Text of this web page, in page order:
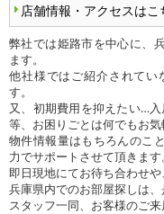
店舗情報・アクセスはこ
弊社では姫路市を中心に、
ます。
他社様ではご紹介されてい
す。
又、初期費用を抑えたい…
等、お困りごとは何でもお気
物件情報量はもちろんのこ
力でサポートさせて頂きます。
即日現地にてお待ち合わせや
兵庫県内でのお部屋探しは、
スタッフ一同、お客様のご